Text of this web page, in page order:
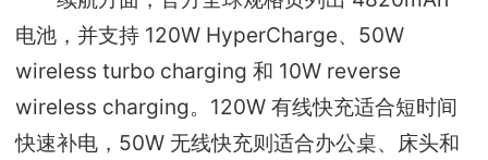
电池，并支持 120W HyperCharge、50W
wireless turbo charging 和 10W reverse
wireless charging。120W 有线快充适合短时间
快速补电，50W 无线快充则适合办公桌、床头和